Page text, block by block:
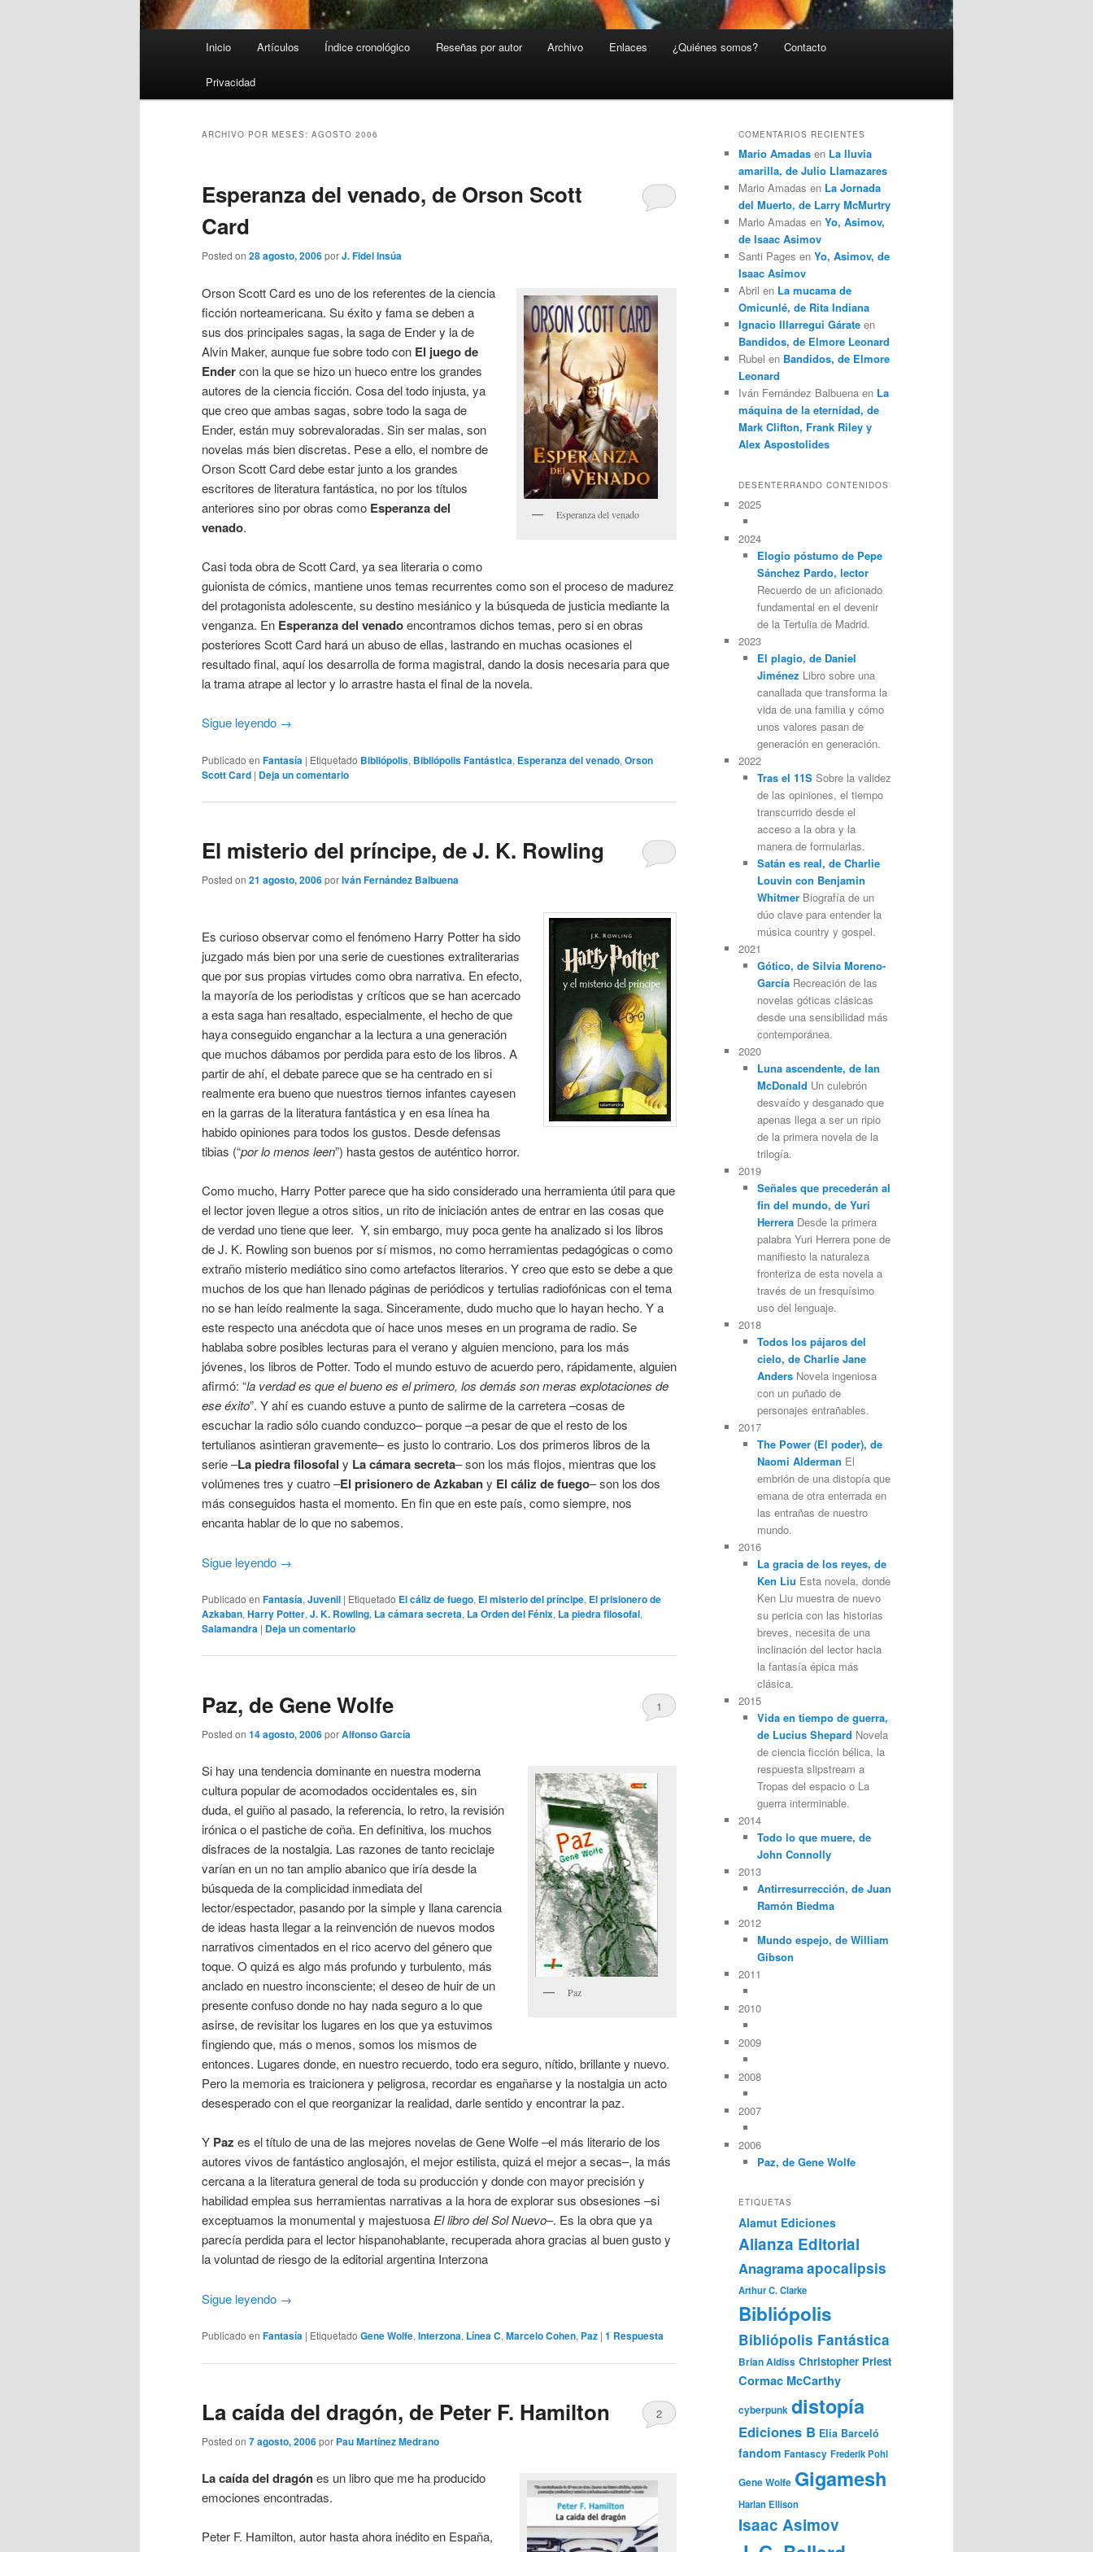
Inicio Artículos Índice cronológico Reseñas por autor Archivo Enlaces ¿Quiénes somos? Contacto
Privacidad
ARCHIVO POR MESES: AGOSTO 2006
Esperanza del venado, de Orson Scott
Card
Posted on 28 agosto, 2006porJ. Fidel Insúa
Esperanza del venado
Orson Scott Card es uno de los referentes de la ciencia
ficción norteamericana. Su éxito y fama se deben a
sus dos principales sagas, la saga de Ender y la de
Alvin Maker, aunque fue sobre todo con El juego de
Endercon la que se hizo un hueco entre los grandes
autores de la ciencia ficción. Cosa del todo injusta, ya
que creo que ambas sagas, sobre todo la saga de
Ender, están muy sobrevaloradas. Sin ser malas, son
novelas más bien discretas. Pese a ello, el nombre de
Orson Scott Card debe estar junto a los grandes
escritores de literatura fantástica, no por los títulos
anteriores sino por obras como Esperanza del
venado.
Casi toda obra de Scott Card, ya sea literaria o como
guionista de cómics, mantiene unos temas recurrentes como son el proceso de madurez
del protagonista adolescente, su destino mesiánico y la búsqueda de justicia mediante la
venganza. En Esperanza del venadoencontramos dichos temas, pero si en obras
posteriores Scott Card hará un abuso de ellas, lastrando en muchas ocasiones el
resultado final, aquí los desarrolla de forma magistral, dando la dosis necesaria para que
la trama atrape al lector y lo arrastre hasta el final de la novela.
Sigue leyendo →
Publicado en Fantasía | Etiquetado Bibliópolis, Bibliópolis Fantástica, Esperanza del venado, Orson
Scott Card | Deja un comentario
El misterio del príncipe, de J. K. Rowling
Posted on 21 agosto, 2006porIván Fernández Balbuena
Es curioso observar como el fenómeno Harry Potter ha sido
juzgado más bien por una serie de cuestiones extraliterarias
que por sus propias virtudes como obra narrativa. En efecto,
la mayoría de los periodistas y críticos que se han acercado
a esta saga han resaltado, especialmente, el hecho de que
haya conseguido enganchar a la lectura a una generación
que muchos dábamos por perdida para esto de los libros. A
partir de ahí, el debate parece que se ha centrado en si
realmente era bueno que nuestros tiernos infantes cayesen
en la garras de la literatura fantástica y en esa línea ha
habido opiniones para todos los gustos. Desde defensas
tibias (“por lo menos leen”) hasta gestos de auténtico horror.
Como mucho, Harry Potter parece que ha sido considerado una herramienta útil para que
el lector joven llegue a otros sitios, un rito de iniciación antes de entrar en las cosas que
de verdad uno tiene que leer. Y, sin embargo, muy poca gente ha analizado si los libros
de J. K. Rowling son buenos por sí mismos, no como herramientas pedagógicas o como
extraño misterio mediático sino como artefactos literarios. Y creo que esto se debe a que
muchos de los que han llenado páginas de periódicos y tertulias radiofónicas con el tema
no se han leído realmente la saga. Sinceramente, dudo mucho que lo hayan hecho. Y a
este respecto una anécdota que oí hace unos meses en un programa de radio. Se
hablaba sobre posibles lecturas para el verano y alguien menciono, para los más
jóvenes, los libros de Potter. Todo el mundo estuvo de acuerdo pero, rápidamente, alguien
afirmó: “la verdad es que el bueno es el primero, los demás son meras explotaciones de
ese éxito”. Y ahí es cuando estuve a punto de salirme de la carretera –cosas de
escuchar la radio sólo cuando conduzco– porque –a pesar de que el resto de los
tertulianos asintieran gravemente– es justo lo contrario. Los dos primeros libros de la
serie –La piedra filosofal y La cámara secreta– son los más flojos, mientras que los
volúmenes tres y cuatro –El prisionero de Azkabany El cáliz de fuego– son los dos
más conseguidos hasta el momento. En fin que en este país, como siempre, nos
encanta hablar de lo que no sabemos.
Sigue leyendo →
Publicado en Fantasía, Juvenil | Etiquetado El cáliz de fuego, El misterio del príncipe, El prisionero de
Azkaban, Harry Potter, J. K. Rowling, La cámara secreta, La Orden del Fénix, La piedra filosofal,
Salamandra | Deja un comentario
Paz, de Gene Wolfe
Posted on 14 agosto, 2006porAlfonso García
1
Paz
Si hay una tendencia dominante en nuestra moderna
cultura popular de acomodados occidentales es, sin
duda, el guiño al pasado, la referencia, lo retro, la revisión
irónica o el pastiche de coña. En definitiva, los muchos
disfraces de la nostalgia. Las razones de tanto reciclaje
varían en un no tan amplio abanico que iría desde la
búsqueda de la complicidad inmediata del
lector/espectador, pasando por la simple y llana carencia
de ideas hasta llegar a la reinvención de nuevos modos
narrativos cimentados en el rico acervo del género que
toque. O quizá es algo más profundo y turbulento, más
anclado en nuestro inconsciente; el deseo de huir de un
presente confuso donde no hay nada seguro a lo que
asirse, de revisitar los lugares en los que ya estuvimos
fingiendo que, más o menos, somos los mismos de
entonces. Lugares donde, en nuestro recuerdo, todo era seguro, nítido, brillante y nuevo.
Pero la memoria es traicionera y peligrosa, recordar es engañarse y la nostalgia un acto
desesperado con el que reorganizar la realidad, darle sentido y encontrar la paz.
Y Paz es el título de una de las mejores novelas de Gene Wolfe –el más literario de los
autores vivos de fantástico anglosajón, el mejor estilista, quizá el mejor a secas–, la más
cercana a la literatura general de toda su producción y donde con mayor precisión y
habilidad emplea sus herramientas narrativas a la hora de explorar sus obsesiones –si
exceptuamos la monumental y majestuosaEl libro del Sol Nuevo–. Es la obra que ya
parecía perdida para el lector hispanohablante, recuperada ahora gracias al buen gusto y
la voluntad de riesgo de la editorial argentina Interzona
Sigue leyendo →
Publicado en Fantasía | Etiquetado Gene Wolfe, Interzona, Línea C, Marcelo Cohen, Paz | 1 Respuesta
La caída del dragón, de Peter F. Hamilton
Posted on 7 agosto, 2006por Pau Martínez Medrano
2
La caída del dragónes un libro que me ha producido
emociones encontradas.
Peter F. Hamilton, autor hasta ahora inédito en España,
COMENTARIOS RECIENTES
Mario Amadas en La lluvia
amarilla, de Julio Llamazares
Mario Amadas en La Jornada
del Muerto, de Larry McMurtry
Mario Amadas en Yo, Asimov,
de Isaac Asimov
Santi Pages en Yo, Asimov, de
Isaac Asimov
Abril en La mucama de
Omicunlé, de Rita Indiana
Ignacio Illarregui Gárate en
Bandidos, de Elmore Leonard
Rubel en Bandidos, de Elmore
Leonard
Iván Fernández Balbuena en La
máquina de la eternidad, de
Mark Clifton, Frank Riley y
Alex Aspostolides
DESENTERRANDO CONTENIDOS
2025
2024
Elogio póstumo de Pepe
Sánchez Pardo, lector
Recuerdo de un aficionado
fundamental en el devenir
de la Tertulia de Madrid.
2023
El plagio, de Daniel
Jiménez Libro sobre una
canallada que transforma la
vida de una familia y cómo
unos valores pasan de
generación en generación.
2022
Tras el 11SSobre la validez
de las opiniones, el tiempo
transcurrido desde el
acceso a la obra y la
manera de formularlas.
Satán es real, de Charlie
Louvin con Benjamin
WhitmerBiografía de un
dúo clave para entender la
música country y gospel.
2021
Gótico, de Silvia Moreno-
GarcíaRecreación de las
novelas góticas clásicas
desde una sensibilidad más
contemporánea.
2020
Luna ascendente, de Ian
McDonald Un culebrón
desvaído y desganado que
apenas llega a ser un ripio
de la primera novela de la
trilogía.
2019
Señales que precederán al
fin del mundo, de Yuri
HerreraDesde la primera
palabra Yuri Herrera pone de
manifiesto la naturaleza
fronteriza de esta novela a
través de un fresquísimo
uso del lenguaje.
2018
Todos los pájaros del
cielo, de Charlie Jane
AndersNovela ingeniosa
con un puñado de
personajes entrañables.
2017
The Power (El poder), de
Naomi Alderman El
embrión de una distopía que
emana de otra enterrada en
las entrañas de nuestro
mundo.
2016
La gracia de los reyes, de
Ken Liu Esta novela, donde
Ken Liu muestra de nuevo
su pericia con las historias
breves, necesita de una
inclinación del lector hacia
la fantasía épica más
clásica.
2015
Vida en tiempo de guerra,
de Lucius Shepard Novela
de ciencia ficción bélica, la
respuesta slipstream a
Tropas del espacio o La
guerra interminable.
2014
Todo lo que muere, de
John Connolly
2013
Antirresurrección, de Juan
Ramón Biedma
2012
Mundo espejo, de William
Gibson
2011
2010
2009
2008
2007
2006
Paz, de Gene Wolfe
ETIQUETAS
Alamut Ediciones
Alianza Editorial
Anagramaapocalipsis
Arthur C. Clarke
Bibliópolis
Bibliópolis Fantástica
Brian Aldiss Christopher Priest
Cormac McCarthy
cyberpunk distopía
Ediciones B Elia Barceló
fandom Fantascy Frederik Pohl
Gene Wolfe Gigamesh
Harlan Ellison
Isaac Asimov